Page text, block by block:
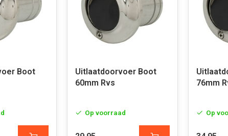
Boot
Uitlaatdoorvoer Boot
60mm Rvs
Op voorraad
76mm
Op